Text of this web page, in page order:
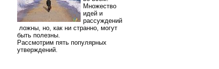
Множество
идей и
рассуждений
ложны, но, как ни странно, могут
быть полезны.
Рассмотрим пять популярных
утверждений.